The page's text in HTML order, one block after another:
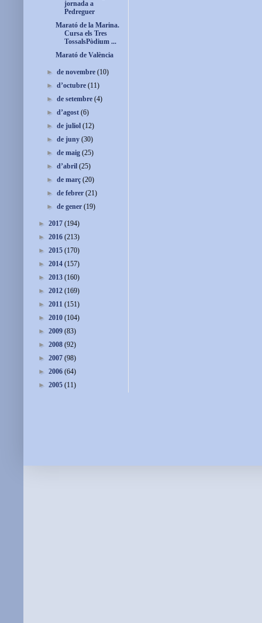
jornada a
Pedreguer
Marató de la Marina.
Cursa els Tres
TossalsPòdium ...
Marató de València
►de novembre(10)
►d’octubre(11)
►de setembre(4)
►d’agost(6)
►de juliol(12)
►de juny(30)
►de maig(25)
►d’abril(25)
►de març(20)
►de febrer(21)
►de gener(19)
► 2017 (194)
► 2016 (213)
► 2015 (170)
► 2014 (157)
► 2013 (160)
► 2012 (169)
► 2011 (151)
► 2010 (104)
► 2009 (83)
► 2008 (92)
► 2007 (98)
► 2006 (64)
► 2005 (11)